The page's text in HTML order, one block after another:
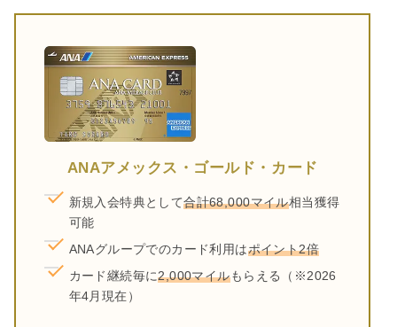
ANAアメックス・ゴールド・カード
新規入会特典として合計68,000マイル相当獲得
可能
ANAグループでのカード利用はポイント2倍
カード継続毎に2,000マイルもらえる（※2026
年4月現在）